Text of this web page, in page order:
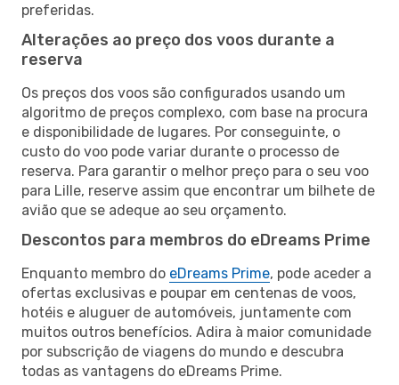
preferidas.
Alterações ao preço dos voos durante a
reserva
Os preços dos voos são configurados usando um
algoritmo de preços complexo, com base na procura
e disponibilidade de lugares. Por conseguinte, o
custo do voo pode variar durante o processo de
reserva. Para garantir o melhor preço para o seu voo
para Lille, reserve assim que encontrar um bilhete de
avião que se adeque ao seu orçamento.
Descontos para membros do eDreams Prime
Enquanto membro do eDreams Prime, pode aceder a
ofertas exclusivas e poupar em centenas de voos,
hotéis e aluguer de automóveis, juntamente com
muitos outros benefícios. Adira à maior comunidade
por subscrição de viagens do mundo e descubra
todas as vantagens do eDreams Prime.